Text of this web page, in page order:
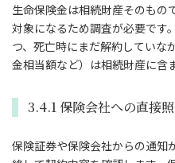
生命保険金は相続財産そのもの
対象になるため調査が必要です
つ、死亡時にまだ解約していな
金相当額など）は相続財産に含
3.4.1 保険会社への直接
保険証券や保険会社からの通知